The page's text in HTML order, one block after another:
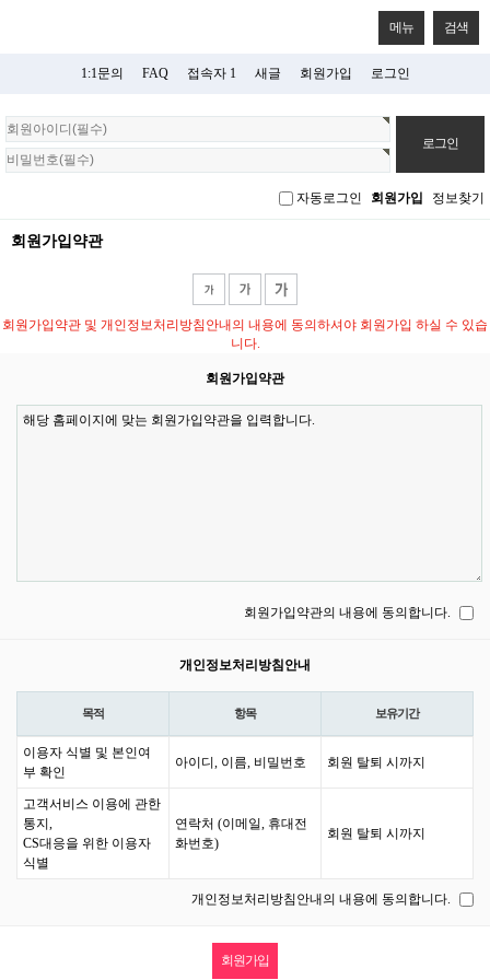
메뉴 검색
1:1문의 FAQ 접속자 1 새글 회원가입 로그인
회
원
로
자동로그인 회원가입 정보찾기
회원가입약관
회원가입약관 및 개인정보처리방침안내의 내용에 동의하셔야 회원가입 하실 수 있습
니다.
회원가입약관
회원가입약관의 내용에 동의합니다.
개인정보처리방침안내
목적 항목 보유기간
이용자 식별 및 본인여
부 확인
아이디, 이름, 비밀번호 회원 탈퇴 시까지
고객서비스 이용에 관한
통지,
CS대응을 위한 이용자
식별
연락처 (이메일, 휴대전
화번호)
회원 탈퇴 시까지
개인정보처리방침안내의 내용에 동의합니다.